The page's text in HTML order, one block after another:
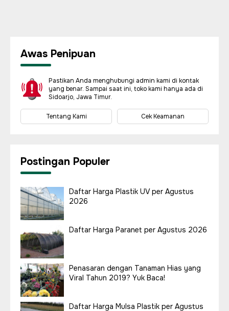
Awas Penipuan
Pastikan Anda menghubungi admin kami di kontak
yang benar. Sampai saat ini, toko kami hanya ada di
Sidoarjo, Jawa Timur.
Tentang Kami Cek Keamanan
Postingan Populer
Daftar Harga Plastik UV per Agustus
2026
Daftar Harga Paranet per Agustus 2026
Penasaran dengan Tanaman Hias yang
Viral Tahun 2019? Yuk Baca!
Daftar Harga Mulsa Plastik per Agustus